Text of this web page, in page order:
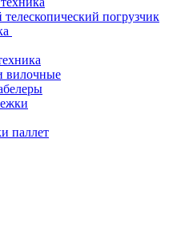
погрузчик
вилочные
паллет